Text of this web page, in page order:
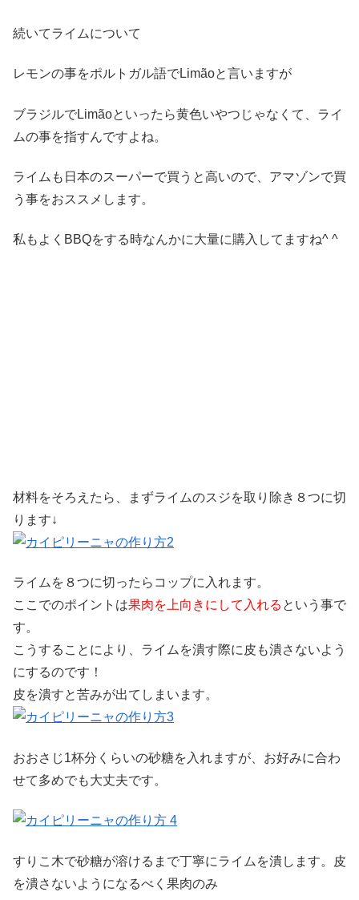
続いてライムについて
レモンの事をポルトガル語でLimãoと言いますが
ブラジルでLimãoといったら黄色いやつじゃなくて、ライ
ムの事を指すんですよね。
ライムも日本のスーパーで買うと高いので、アマゾンで買
う事をおススメします。
私もよくBBQをする時なんかに大量に購入してますね^ ^
材料をそろえたら、まずライムのスジを取り除き８つに切
ります↓
ライムを８つに切ったらコップに入れます。
ここでのポイントは果肉を上向きにして入れる という事で
す。
こうすることにより、ライムを潰す際に皮も潰さないよう
にするのです！
皮を潰すと苦みが出てしまいます。
おおさじ1杯分くらいの砂糖を入れますが、お好みに合わ
せて多めでも大丈夫です。
すりこ木で砂糖が溶けるまで丁寧にライムを潰します。皮
を潰さないようになるべく果肉のみ